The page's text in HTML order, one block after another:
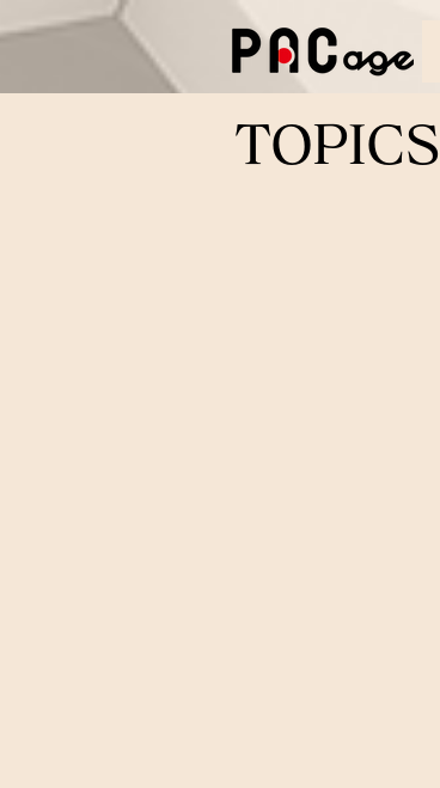
​TOPICS